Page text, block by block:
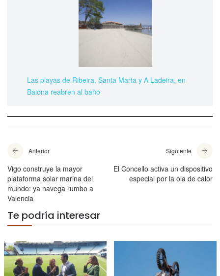
Las playas de Ribeira, Santa Marta y A Ladeira, en
Baiona reabren al baño
Anterior
Vigo construye la mayor
plataforma solar marina del
mundo: ya navega rumbo a
Valencia
Siguiente
El Concello activa un dispositivo
especial por la ola de calor
Te podría interesar